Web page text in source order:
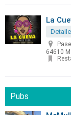
La
64610
Pubs